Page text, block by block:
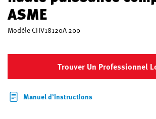
ASME
ModèleCHV18120A 200
Trouver Un Professionnel
Manuel d’instructions